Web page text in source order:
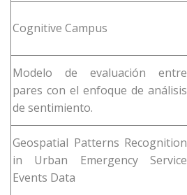
Cognitive Campus
Modelo de evaluación entre
pares con el enfoque de análisis
de sentimiento.
Geospatial Patterns Recognition
in Urban Emergency Service
Events Data